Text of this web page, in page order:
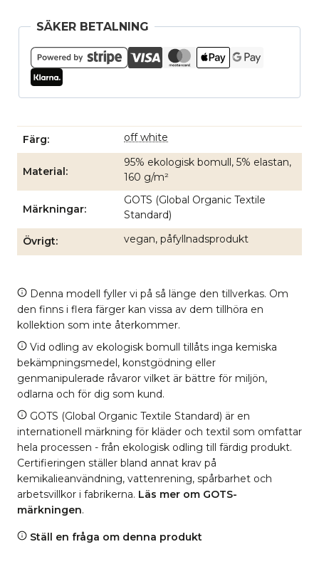
SÄKER BETALNING
Färg off white
Material
95% ekologisk bomull, 5% elastan,
160 g/m²
Märkningar
GOTS (Global Organic Textile
Standard)
Övrigt vegan, påfyllnadsprodukt
Denna modell fyller vi på så länge den tillverkas. Om
den finns i flera färger kan vissa av dem tillhöra en
kollektion som inte återkommer.
Vid odling av ekologisk bomull tillåts inga kemiska
bekämpningsmedel, konstgödning eller
genmanipulerade råvaror vilket är bättre för miljön,
odlarna och för dig som kund.
GOTS (Global Organic Textile Standard) är en
internationell märkning för kläder och textil som omfattar
hela processen - från ekologisk odling till färdig produkt.
Certifieringen ställer bland annat krav på
kemikalieanvändning, vattenrening, spårbarhet och
arbetsvillkor i fabrikerna. Läs mer om GOTS-
märkningen.
Ställ en fråga om denna produkt